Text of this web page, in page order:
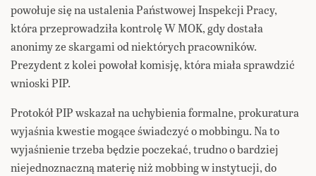
powołuje się na ustalenia Państwowej Inspekcji Pracy,
która przeprowadziła kontrolę W MOK, gdy dostała
anonimy ze skargami od niektórych pracowników.
Prezydent z kolei powołał komisję, która miała sprawdzić
wnioski PIP.
Protokół PIP wskazał na uchybienia formalne, prokuratura
wyjaśnia kwestie mogące świadczyć o mobbingu. Na to
wyjaśnienie trzeba będzie poczekać, trudno o bardziej
niejednoznaczną materię niż mobbing w instytucji, do